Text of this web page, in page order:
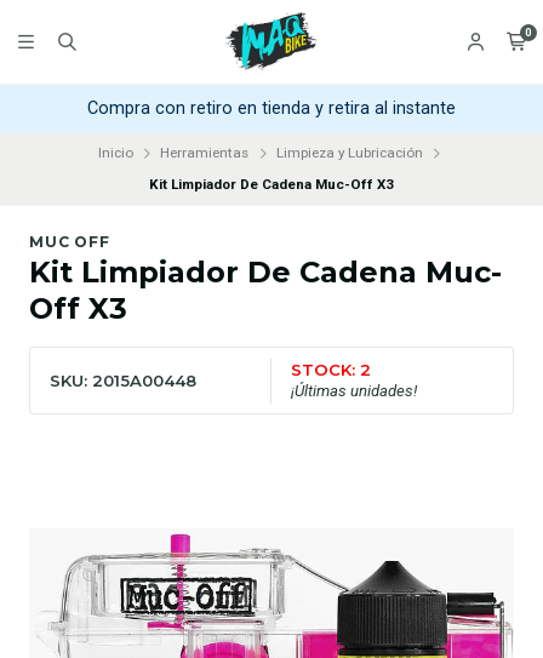
0
Compra con retiro en tienda y retira al instante
Inicio Herramientas
Limpieza y Lubricación
Kit Limpiador De Cadena Muc-Off X3
MUC OFF
Kit Limpiador De Cadena Muc-
Off X3
SKU: 2015A00448
STOCK: 2
¡Últimas unidades!